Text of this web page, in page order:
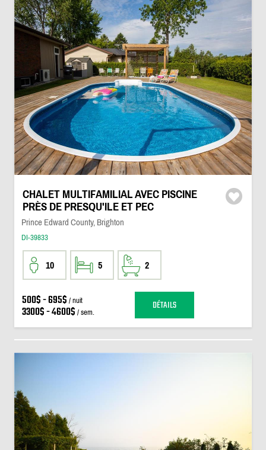
CHALET MULTIFAMILIAL AVEC PISCINE
PRÈS DE PRESQU'ILE ET PEC
Prince Edward County, Brighton
DI-39833
10 5 2
500$ - 695$ / nuit
3300$ - 4600$ / sem. DÉTAILS